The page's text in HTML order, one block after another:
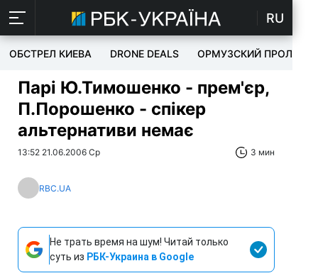
RU
ОБСТРЕЛ КИЕВА DRONE DEALS ОРМУЗСКИЙ ПРОЛИВ
Парі Ю.Тимошенко - прем'єр,
П.Порошенко - спікер
альтернативи немає
13:52 21.06.2006 Ср 3 мин
RBC.UA
Не трать время на шум! Читай только
суть из РБК-Украина в Google